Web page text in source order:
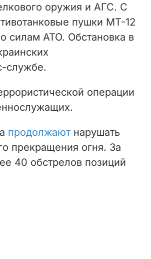
оружия и АГС. С
пушки МТ-12
силам АТО. Обстановка в
службе.
операции
продолжаютнарушать
прекращения огня. За
40 обстрелов позиций